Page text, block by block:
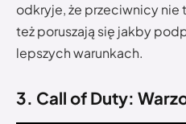
odkryje, że przeciwnicy nie
też poruszają się jakby
lepszych warunkach.
3. Call of Duty: